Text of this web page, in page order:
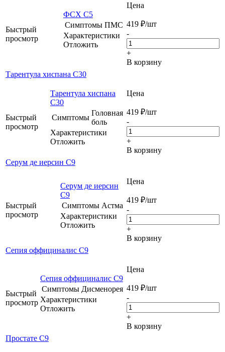
Быстрый
просмотр
ФСХ C5
Симптомы ПМС
Характеристики
Отложить
Цена
419 ₽/шт
-
+
В корзину
Тарентула хиспана С30
Быстрый
просмотр
Тарентула хиспана
С30
Симптомы
Головная
боль
Характеристики
Отложить
Цена
419 ₽/шт
-
+
В корзину
Серум де иерсин С9
Быстрый
просмотр
Серум де иерсин
С9
Симптомы Астма
Характеристики
Отложить
Цена
419 ₽/шт
-
+
В корзину
Сепия оффициналис C9
Быстрый
просмотр
Сепия оффициналис C9
Симптомы Дисменорея
Характеристики
Отложить
Цена
419 ₽/шт
-
+
В корзину
Простате C9